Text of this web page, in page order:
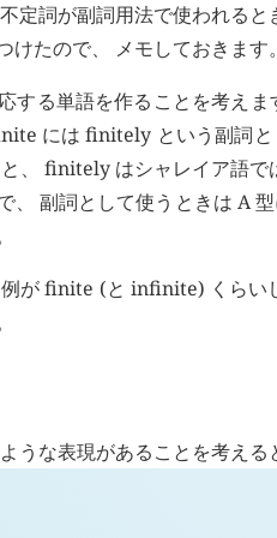
定詞が副詞用法で使われる
けたので、 メモしておきます。
する単語を作ることを考え
には finitely という副詞
、 finitely はシャレイア語
、 副詞として使うときは A
が finite (と infinite) くらい
ような表現があることを考え